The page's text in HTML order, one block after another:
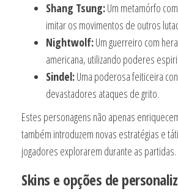
Shang Tsung:Um metamórfo
imitar os movimentos de outros
Nightwolf:Um guerreiro com
americana, utilizando poderes
Sindel:Uma poderosa feiticeira
devastadores ataques de grito.
Estes personagens não apenas
também introduzem novas estratégias e
jogadores explorarem durante as partidas.
Skins e opções de